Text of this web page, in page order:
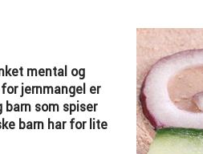
mental og
jernmangel er
barn som spiser
barn har for lite